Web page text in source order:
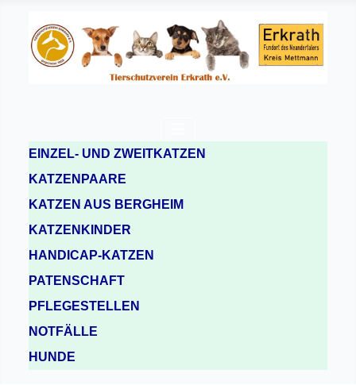
EINZEL- UND ZWEITKATZEN
KATZENPAARE
KATZEN AUS BERGHEIM
KATZENKINDER
HANDICAP-KATZEN
PATENSCHAFT
PFLEGESTELLEN
NOTFÄLLE
HUNDE